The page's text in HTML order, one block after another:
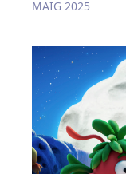
MAIG 2025